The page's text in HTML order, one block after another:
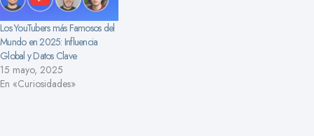
Los YouTubers más Famosos del
Mundo en 2025: Influencia
Global y Datos Clave
15 mayo, 2025
En «Curiosidades»